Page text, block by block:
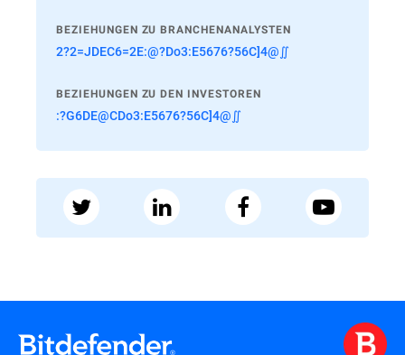
BEZIEHUNGEN ZU BRANCHENANALYSTEN
2?2=JDEC6=2E:@?Do3:E5676?56C]4@∬
BEZIEHUNGEN ZU DEN INVESTOREN
:?G6DE@CDo3:E5676?56C]4@∬